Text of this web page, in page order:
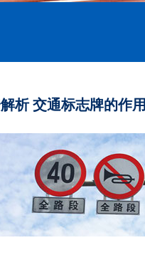
析 交通标志牌的作用